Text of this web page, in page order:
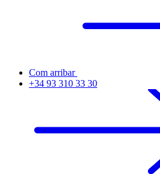
Com arribar
+34 93 310 33 30